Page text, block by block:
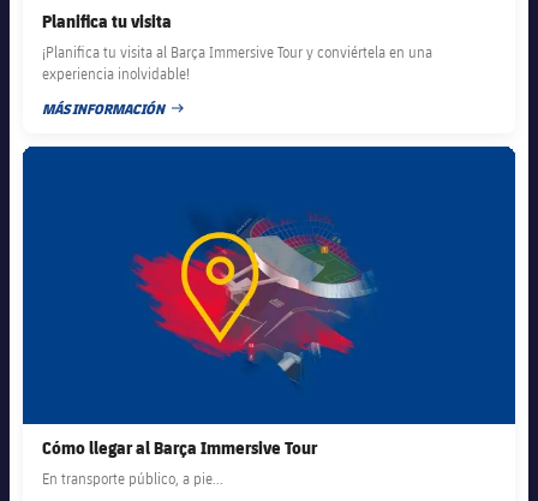
Planifica tu visita
¡Planifica tu visita al Barça Immersive Tour y conviértela en una
experiencia inolvidable!
MÁS INFORMACIÓN
FECHA DE PUBLICACIÓN
FC Barcelona club badge
Cómo llegar al Barça Immersive Tour
En transporte público, a pie...